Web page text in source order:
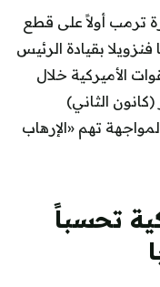
ترمب أولاً على قطع
بقيادة الرئيس
الأميركية خلال
كاراكاس في 3 يناير (كانون الثاني)
تهم «الإرهاب
تحسباً